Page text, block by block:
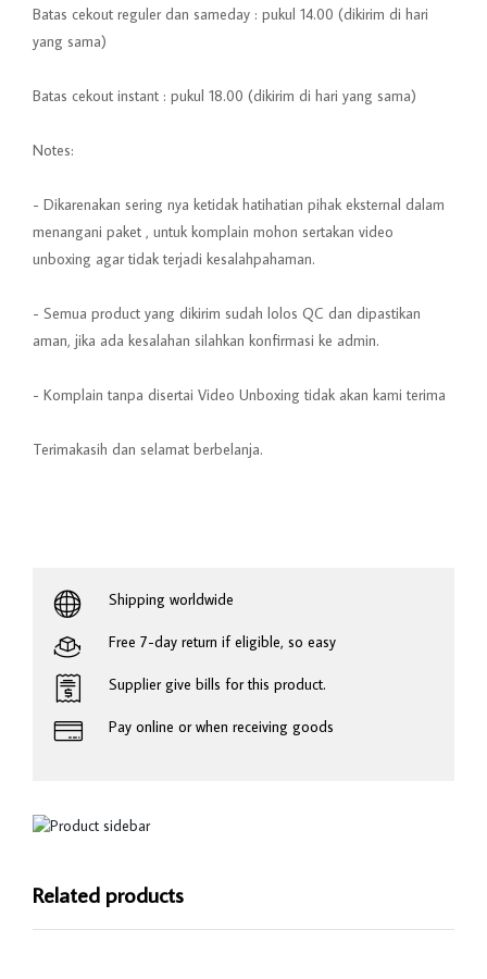
Batas cekout reguler dan sameday : pukul 14.00 (dikirim di hari
yang sama)
Batas cekout instant : pukul 18.00 (dikirim di hari yang sama)
Notes:
- Dikarenakan sering nya ketidak hatihatian pihak eksternal dalam
menangani paket , untuk komplain mohon sertakan video
unboxing agar tidak terjadi kesalahpahaman.
- Semua product yang dikirim sudah lolos QC dan dipastikan
aman, jika ada kesalahan silahkan konfirmasi ke admin.
- Komplain tanpa disertai Video Unboxing tidak akan kami terima
Terimakasih dan selamat berbelanja.
Shipping worldwide
Free 7-day return if eligible, so easy
Supplier give bills for this product.
Pay online or when receiving goods
Related products